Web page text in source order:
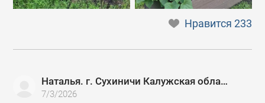
Нравится233
Наталья. г. Сухиничи Калужская область
7/3/2026